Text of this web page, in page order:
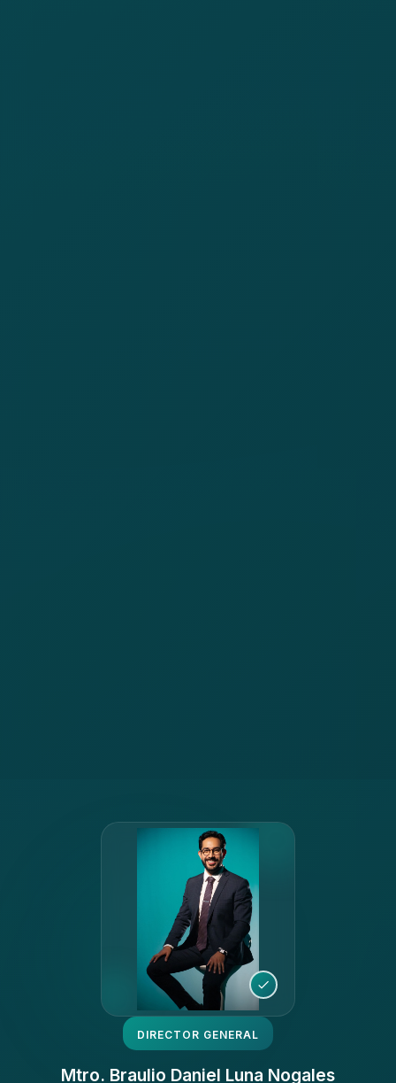
DIRECTOR GENERAL
Mtro. Braulio Daniel Luna Nogales